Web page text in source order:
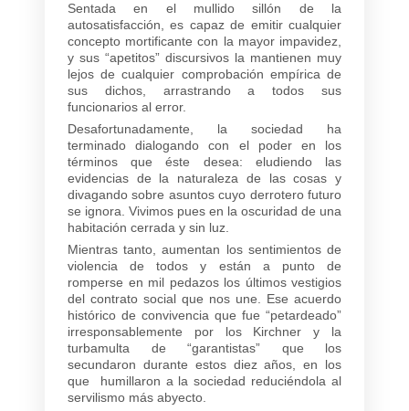
Sentada en el mullido sillón de la
autosatisfacción, es capaz de emitir cualquier
concepto mortificante con la mayor impavidez,
y sus “apetitos” discursivos la mantienen muy
lejos de cualquier comprobación empírica de
sus dichos, arrastrando a todos sus
funcionarios al error.
Desafortunadamente, la sociedad ha
terminado dialogando con el poder en los
términos que éste desea: eludiendo las
evidencias de la naturaleza de las cosas y
divagando sobre asuntos cuyo derrotero futuro
se ignora. Vivimos pues en la oscuridad de una
habitación cerrada y sin luz.
Mientras tanto, aumentan los sentimientos de
violencia de todos y están a punto de
romperse en mil pedazos los últimos vestigios
del contrato social que nos une. Ese acuerdo
histórico de convivencia que fue “petardeado”
irresponsablemente por los Kirchner y la
turbamulta de “garantistas” que los
secundaron durante estos diez años, en los
que humillaron a la sociedad reduciéndola al
servilismo más abyecto.